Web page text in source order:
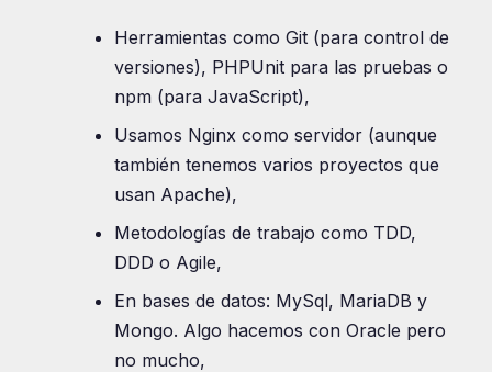
Herramientas como Git (para control de
versiones), PHPUnit para las pruebas o
npm (para JavaScript),
Usamos Nginx como servidor (aunque
también tenemos varios proyectos que
usan Apache),
Metodologías de trabajo como TDD,
DDD o Agile,
En bases de datos: MySql, MariaDB y
Mongo. Algo hacemos con Oracle pero
no mucho,